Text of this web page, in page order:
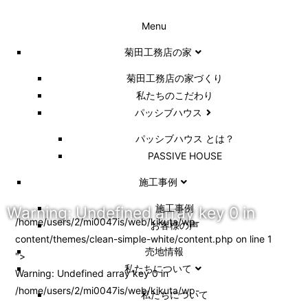
Menu
菊田工務店の家
菊田工務店の家づくり​
私たちのこだわり
パッシブハウス
パッシブハウス とは？
PASSIVE HOUSE
施工事例
施⼯事例
お客様の声
売地情報
私たちについて
私たちについて
Warning: Undefined array key 0 in
/home/users/2/mi0047is/web/kikuta/wp-
content/themes/clean-simple-white/content.php on line1
">
Warning: Undefined array key 0 in
/home/users/2/mi0047is/web/kikuta/wp-